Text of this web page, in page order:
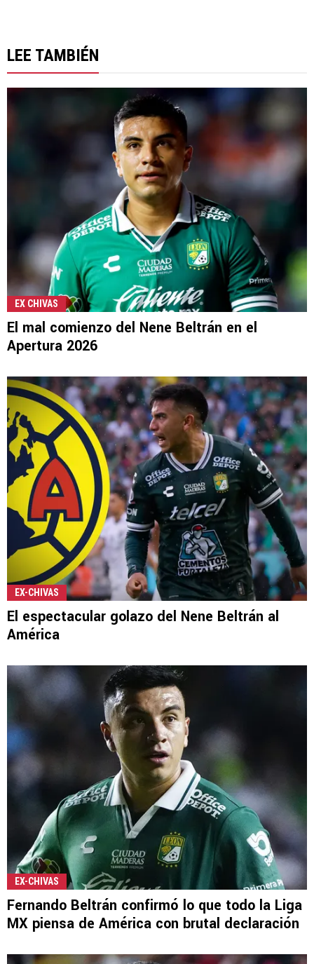
LEE TAMBIÉN
EX CHIVAS
El mal comienzo del Nene Beltrán en el
Apertura 2026
EX-CHIVAS
El espectacular golazo del Nene Beltrán al
América
EX-CHIVAS
Fernando Beltrán confirmó lo que todo la Liga
MX piensa de América con brutal declaración